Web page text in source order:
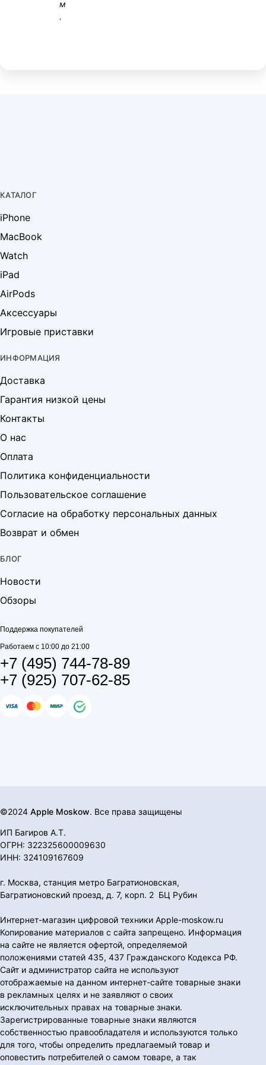
м
.
КАТАЛОГ
iPhone
MacBook
Watch
iPad
AirPods
Аксессуары
Игровые приставки
ИНФОРМАЦИЯ
Доставка
Гарантия низкой цены
Контакты
О нас
Оплата
Политика конфиденциальности
Пользовательское соглашение
Согласие на обработку персональных данных
Возврат и обмен
БЛОГ
Новости
Обзоры
Поддержка покупателей
Работаем с 10:00 до 21:00
+7 (495) 744-78-89
+7 (925) 707-62-85
©2024 Apple Moskow. Все права защищены
ИП Багиров А.Т.
ОГРН: 322325600009630
ИНН: 324109167609
г. Москва, станция метро Багратионовская,
Багратионовский проезд, д. 7, корп. 2 БЦ Рубин
Интернет-магазин цифровой техники Apple-moskow.ru
Копирование материалов с сайта запрещено. Информация
на сайте не является офертой, определяемой
положениями статей 435, 437 Гражданского Кодекса РФ.
Сайт и администратор сайта не используют
отображаемые на данном интернет-сайте товарные знаки
в рекламных целях и не заявляют о своих
исключительных правах на товарные знаки.
Зарегистрированные товарные знаки являются
собственностью правообладателя и используются только
для того, чтобы определить предлагаемый товар и
оповестить потребителей о самом товаре, а так